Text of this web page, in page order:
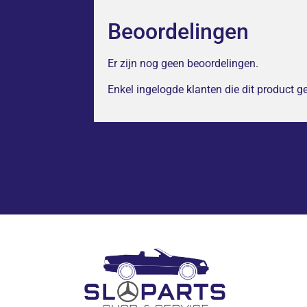
Beoordelingen
Er zijn nog geen beoordelingen.
Enkel ingelogde klanten die dit product